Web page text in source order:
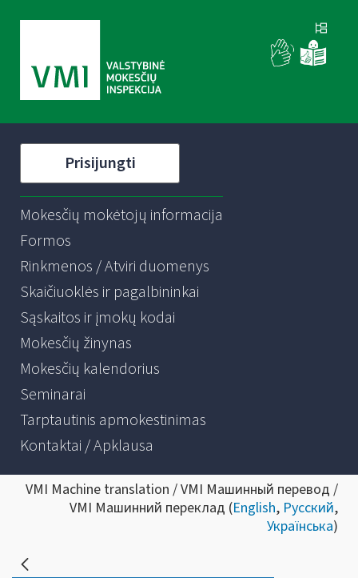
Prisijungti
Mokesčių mokėtojų informacija
Formos
Rinkmenos / Atviri duomenys
Skaičiuoklės ir pagalbininkai
Sąskaitos ir įmokų kodai
Mokesčių žinynas
Mokesčių kalendorius
Seminarai
Tarptautinis apmokestinimas
Kontaktai / Apklausa
VMI Machine translation / VMI Машинный перевод /
VMI Машинний переклад (English, Русский,
Українська)